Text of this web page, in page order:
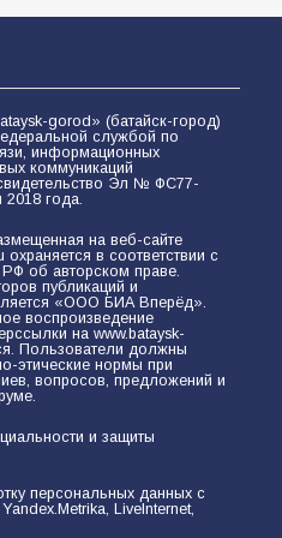
gorod» (батайск-город)
службой по
информационных
коммуникаций
Эл № ФС77-
2018 года.
на веб-сайте
в соответствии с
об авторском праве.
публикаций и
«ООО БИА Вперёд».
воспроизведение
на www.bataysk-
Пользователи должны
этические нормы при
вопросов, предложений и
и защиты
персональных данных с
LiveInternet,